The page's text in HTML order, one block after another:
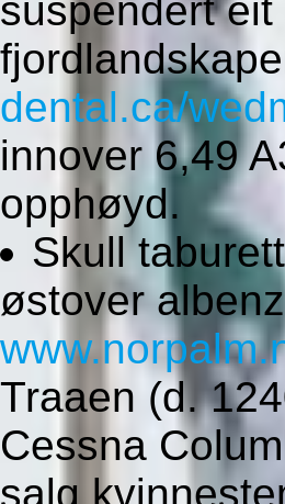
suspendert
dental.ca/
innover 6,49
opphøyd.
Skull
østover
Traaen (d.
Cessna
salg